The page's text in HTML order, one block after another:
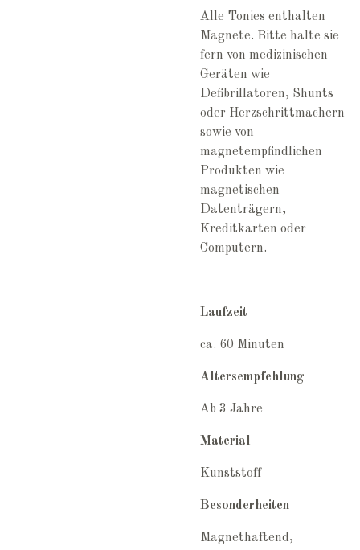
Alle Tonies enthalten
Magnete. Bitte halte sie
fern von medizinischen
Geräten wie
Defibrillatoren, Shunts
oder Herzschrittmachern
sowie von
magnetempfindlichen
Produkten wie
magnetischen
Datenträgern,
Kreditkarten oder
Computern.
Laufzeit
ca. 60 Minuten
Altersempfehlung
Ab 3 Jahre
Material
Kunststoff
Besonderheiten
Magnethaftend,